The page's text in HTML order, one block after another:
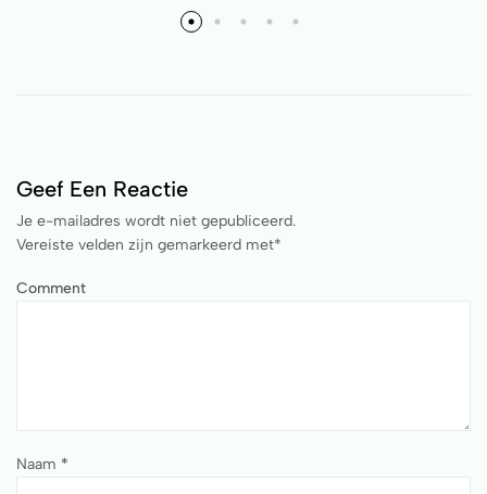
Geef Een Reactie
Je e-mailadres wordt niet gepubliceerd.
Vereiste velden zijn gemarkeerd met*
Comment
Naam *